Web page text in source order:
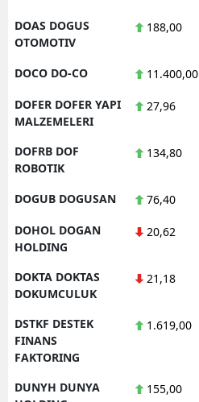
DOAS DOGUS
OTOMOTIV
188,00
DOCO DO-CO 11.400,00
DOFER DOFER YAPI
MALZEMELERI
27,96
DOFRB DOF
ROBOTIK
134,80
DOGUB DOGUSAN 76,40
DOHOL DOGAN
HOLDING
20,62
DOKTA DOKTAS
DOKUMCULUK
21,18
DSTKF DESTEK
FINANS
FAKTORING
1.619,00
DUNYH DUNYA
155,00